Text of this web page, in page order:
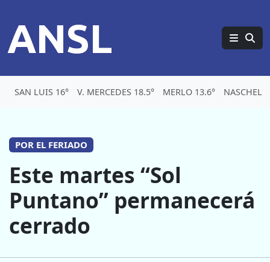
ANSL
SAN LUIS 16° V. MERCEDES 18.5° MERLO 13.6° NASCHEL
POR EL FERIADO
Este martes “Sol
Puntano” permanecerá
cerrado